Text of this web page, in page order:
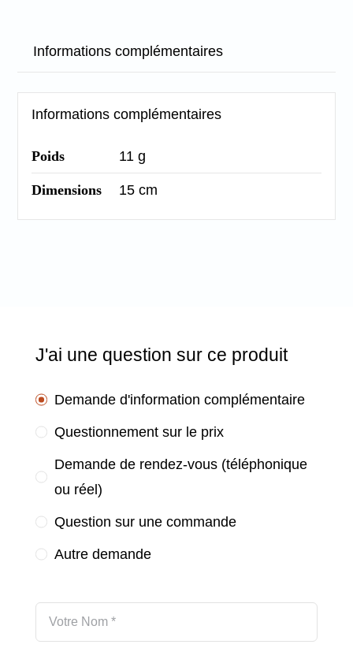
Informations complémentaires
Informations complémentaires
Poids 11 g
Dimensions 15 cm
J'ai une question sur ce produit
Demande d'information complémentaire
Questionnement sur le prix
Demande de rendez-vous (téléphonique
ou réel)
Question sur une commande
Autre demande